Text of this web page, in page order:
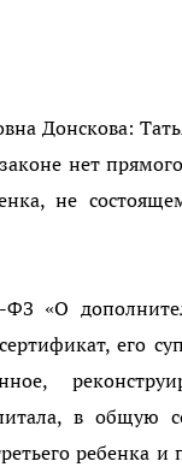
Донскова:
нет
не
ФЗ «О
его
в общую
ребенка